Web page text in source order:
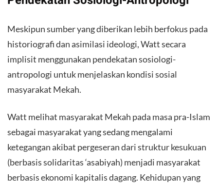
Meskipun sumber yang diberikan lebih berfokus pada
historiografi dan asimilasi ideologi, Watt secara
implisit menggunakan pendekatan sosiologi-
antropologi untuk menjelaskan kondisi sosial
masyarakat Mekah.
Watt melihat masyarakat Mekah pada masa pra-Islam
sebagai masyarakat yang sedang mengalami
ketegangan akibat pergeseran dari struktur kesukuan
(berbasis solidaritas ‘asabiyah) menjadi masyarakat
berbasis ekonomi kapitalis dagang. Kehidupan yang